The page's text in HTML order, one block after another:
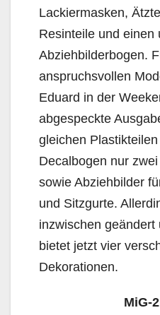
Lackiermasken,
Resinteile und einen
Abziehbilderbogen.
anspruchsvollen
Eduard in der
abgespeckte
gleichen
Decalbogen nur
sowie Abziehbilder
und Sitzgurte.
inzwischen geändert
bietet jetzt vier
Dekorationen.
MiG-